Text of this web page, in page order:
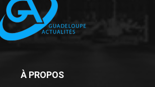
À PROPOS